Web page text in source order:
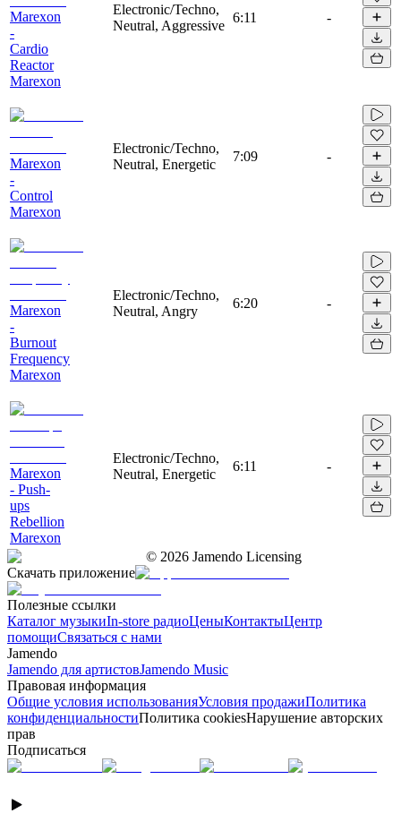
Marexon
-
Cardio
Reactor
Marexon
Electronic/Techno,
Neutral, Aggressive
6:11 -
Marexon
-
Control
Marexon
Electronic/Techno,
Neutral, Energetic
7:09 -
Marexon
-
Burnout
Frequency
Marexon
Electronic/Techno,
Neutral, Angry
6:20 -
Marexon
- Push-
ups
Rebellion
Marexon
Electronic/Techno,
Neutral, Energetic
6:11 -
© 2026 Jamendo Licensing
Скачать приложение
Полезные ссылки
Каталог музыкиIn-store радиоЦеныКонтактыЦентр
помощиСвязаться с нами
Jamendo
Jamendo для артистовJamendo Music
Правовая информация
Общие условия использованияУсловия продажиПолитика
конфиденциальностиПолитика cookiesНарушение авторских
прав
Подписаться